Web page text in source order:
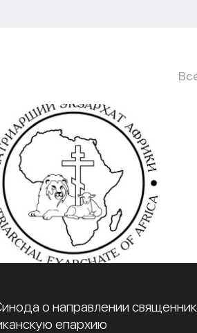
о направлении
епархию